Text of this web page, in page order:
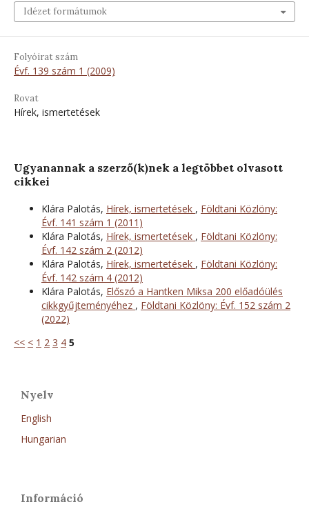
Idézet formátumok
Folyóirat szám
Évf. 139 szám 1 (2009)
Rovat
Hírek, ismertetések
Ugyanannak a szerző(k)nek a legtöbbet olvasott
cikkei
Klára Palotás, Hírek, ismertetések , Földtani Közlöny:
Évf. 141 szám 1 (2011)
Klára Palotás, Hírek, ismertetések , Földtani Közlöny:
Évf. 142 szám 2 (2012)
Klára Palotás, Hírek, ismertetések , Földtani Közlöny:
Évf. 142 szám 4 (2012)
Klára Palotás, Előszó a Hantken Miksa 200 előadóülés
cikkgyűjteményéhez , Földtani Közlöny: Évf. 152 szám 2
(2022)
<< < 1 2 3 4 5
Nyelv
English
Hungarian
Információ